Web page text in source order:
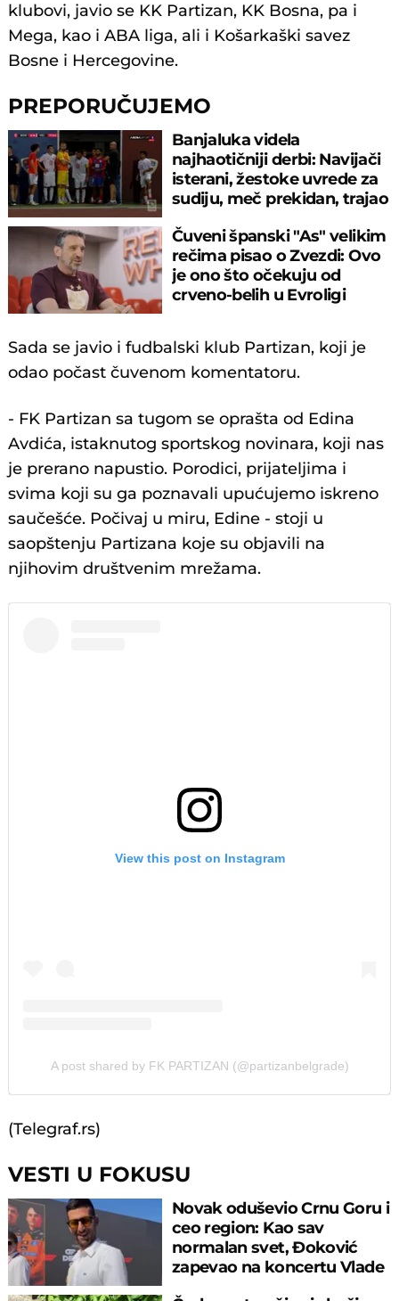
klubovi, javio se KK Partizan, KK Bosna, pa i
Mega, kao i ABA liga, ali i Košarkaški savez
Bosne i Hercegovine.
PREPORUČUJEMO
Banjaluka videla
najhaotičniji derbi: Navijači
isterani, žestoke uvrede za
sudiju, meč prekidan, trajao
Čuveni španski "As" velikim
rečima pisao o Zvezdi: Ovo
je ono što očekuju od
crveno-belih u Evroligi
Sada se javio i fudbalski klub Partizan, koji je
odao počast čuvenom komentatoru.
- FK Partizan sa tugom se oprašta od Edina
Avdića, istaknutog sportskog novinara, koji nas
je prerano napustio. Porodici, prijateljima i
svima koji su ga poznavali upućujemo iskreno
saučešće. Počivaj u miru, Edine - stoji u
saopštenju Partizana koje su objavili na
njihovim društvenim mrežama.
View this post on Instagram
A post shared by FK PARTIZAN (@partizanbelgrade)
(Telegraf.rs)
VESTI U FOKUSU
Novak oduševio Crnu Goru i
ceo region: Kao sav
normalan svet, Đoković
zapevao na koncertu Vlade